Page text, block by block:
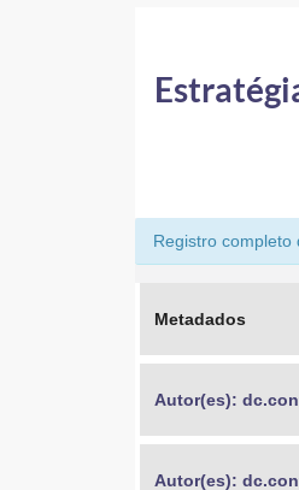
Registro completo
Metadados
Autor(es):
Autor(es):